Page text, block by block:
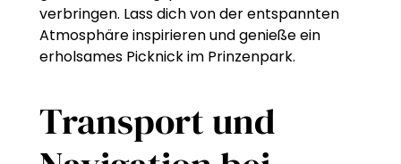
verbringen. Lass dich von der entspannten
Atmosphäre inspirieren und genieße ein
erholsames Picknick im Prinzenpark.
Transport und